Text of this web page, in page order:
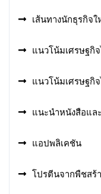
เส้นทางนักธุรกิจใ
แนวโน้มเศรษฐกิ
แนวโน้มเศรษฐกิ
แนะนำหนังสือแล
แอปพลิเคชัน
โปรตีนจากพืชสร้